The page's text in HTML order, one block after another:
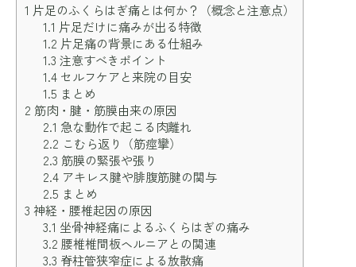
1 片足のふくらはぎ痛とは何か？（概念と注意点）
1.1 片足だけに痛みが出る特徴
1.2 片足痛の背景にある仕組み
1.3 注意すべきポイント
1.4セルフケアと来院の目安
1.5 まとめ
2 筋肉・腱・筋膜由来の原因
2.1 急な動作で起こる肉離れ
2.2 こむら返り（筋痙攣）
2.3 筋膜の緊張や張り
2.4アキレス腱や腓腹筋腱の関与
2.5 まとめ
3 神経・腰椎起因の原因
3.1 坐骨神経痛によるふくらはぎの痛み
3.2 腰椎椎間板ヘルニアとの関連
3.3 脊柱管狭窄症による放散痛